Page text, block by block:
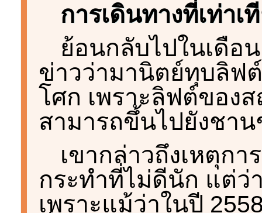
การเดินทางที่เท่าเ
ย้อนกลับไปในเดือ
ข่าวว่ามานิตย์ทุบลิฟ
โศก เพราะลิฟต์ของ
สามารถขึ้นไปยังชา
เขากล่าวถึงเหตุก
กระทำที่ไม่ดีนัก แต่ว่
เพราะแม้ว่าในปี